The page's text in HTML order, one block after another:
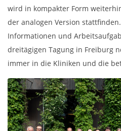
wird in kompakter Form
der analogen Version
Informationen und
dreitägigen Tagung in Freiburg
immer in die Kliniken und die